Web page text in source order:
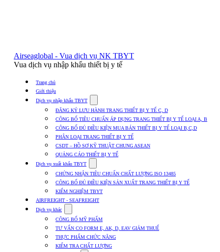
Airseaglobal - Vua dịch vụ NK TBYT
Vua dịch vụ nhập khẩu thiết bị y tế
Trang chủ
Giới thiệu
Dịch vụ nhập khẩu TBYT
submenu
for
Dịch
vụ
nhập
khẩu
TBYT
ĐĂNG KÝ LƯU HÀNH TRANG THIẾT BỊ Y TẾ C, D
CÔNG BỐ TIÊU CHUẨN ÁP DỤNG TRANG THIẾT BỊ Y TẾ LOẠI A, B
CÔNG BỐ ĐỦ ĐIỀU KIỆN MUA BÁN THIẾT BỊ Y TẾ LOẠI B,C,D
PHÂN LOẠI TRANG THIẾT BỊ Y TẾ
CSDT – HỒ SƠ KỸ THUẬT CHUNG ASEAN
QUẢNG CÁO THIẾT BỊ Y TẾ
Dịch vụ xuất khẩu TBYT
submenu
for
Dịch
vụ
xuất
TBYT
CHỨNG NHẬN TIÊU CHUẨN CHẤT LƯỢNG ISO 13485
CÔNG BỐ ĐỦ ĐIỀU KIỆN SẢN XUẤT TRANG THIẾT BỊ Y TẾ
KIỂM NGHIỆM TBYT
AIRFREIGHT - SEAFREIGHT
Dịch vụ khác
submenu
for
Dịch
vụ
khác
CÔNG BỐ MỸ PHẨM
TƯ VẤN CO FORM E, AK, D, EAV GIẢM THUẾ
THỰC PHẨM CHỨC NĂNG
KIỂM TRA CHẤT LƯỢNG